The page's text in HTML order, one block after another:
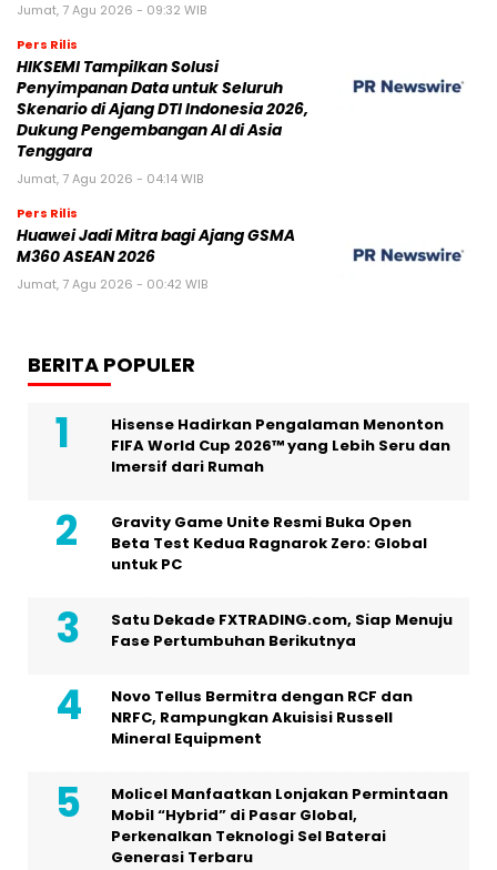
Jumat, 7 Agu 2026 - 09:32 WIB
Pers Rilis
HIKSEMI Tampilkan Solusi
Penyimpanan Data untuk Seluruh
Skenario di Ajang DTI Indonesia 2026,
Dukung Pengembangan AI di Asia
Tenggara
Jumat, 7 Agu 2026 - 04:14 WIB
Pers Rilis
Huawei Jadi Mitra bagi Ajang GSMA
M360 ASEAN 2026
Jumat, 7 Agu 2026 - 00:42 WIB
BERITA POPULER
Hisense Hadirkan Pengalaman Menonton
FIFA World Cup 2026™ yang Lebih Seru dan
Imersif dari Rumah
Gravity Game Unite Resmi Buka Open
Beta Test Kedua Ragnarok Zero: Global
untuk PC
Satu Dekade FXTRADING.com, Siap Menuju
Fase Pertumbuhan Berikutnya
Novo Tellus Bermitra dengan RCF dan
NRFC, Rampungkan Akuisisi Russell
Mineral Equipment
Molicel Manfaatkan Lonjakan Permintaan
Mobil “Hybrid” di Pasar Global,
Perkenalkan Teknologi Sel Baterai
Generasi Terbaru